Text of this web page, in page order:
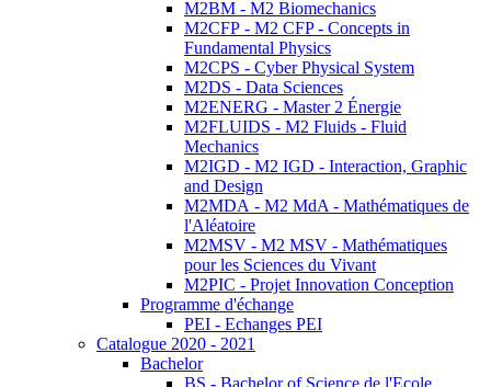
M2BM - M2 Biomechanics
M2CFP - M2 CFP - Concepts in
Fundamental Physics
M2CPS - Cyber Physical System
M2DS - Data Sciences
M2ENERG - Master 2 Énergie
M2FLUIDS - M2 Fluids - Fluid
Mechanics
M2IGD - M2 IGD - Interaction, Graphic
and Design
M2MDA - M2 MdA - Mathématiques de
l'Aléatoire
M2MSV - M2 MSV - Mathématiques
pour les Sciences du Vivant
M2PIC - Projet Innovation Conception
Programme d'échange
PEI - Echanges PEI
Catalogue 2020 - 2021
Bachelor
BS - Bachelor of Science de l'Ecole